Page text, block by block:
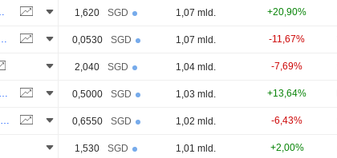
LIMITED 1,620 SGD 1,07 mld. +20,90%
GROUP LIMITED 0,0530 SGD 1,07 mld. -11,67%
2,040 SGD 1,04 mld. -7,69%
PACIFIC CENTURY REGIONAL DEVELOPMENTS LIMITED 0,5000 SGD 1,03 mld. +13,64%
YANLORD LAND GROUP LIMITED 0,6550 SGD 1,02 mld. -6,43%
1,530 SGD 1,01 mld. +2,00%